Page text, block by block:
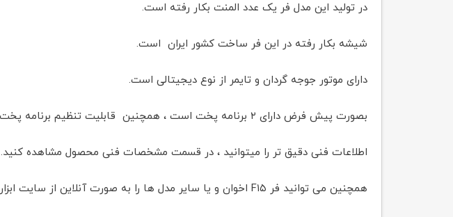
در تولید این مدل فر یک عدد المنت بکار رفته است.
شیشه بکار رفته در این فر ساخت کشور ایران است.
دارای موتور جوجه گردان و تایمر از نوع دیجیتالی است.
بصورت پیش فرض دارای ۲ برنامه پخت است ، همچنین قابلیت تنظیم برنامه پخت دارد
اطلاعات فنی دقیق تر را میتوانید ، در قسمت مشخصات فنی محصول مشاهده کنید.
همچنین می توانید فر F۱۵ اخوان و یا سایر مدل ها را به صورت آنلاین از سایت ابزارینا تهیه نمایید.